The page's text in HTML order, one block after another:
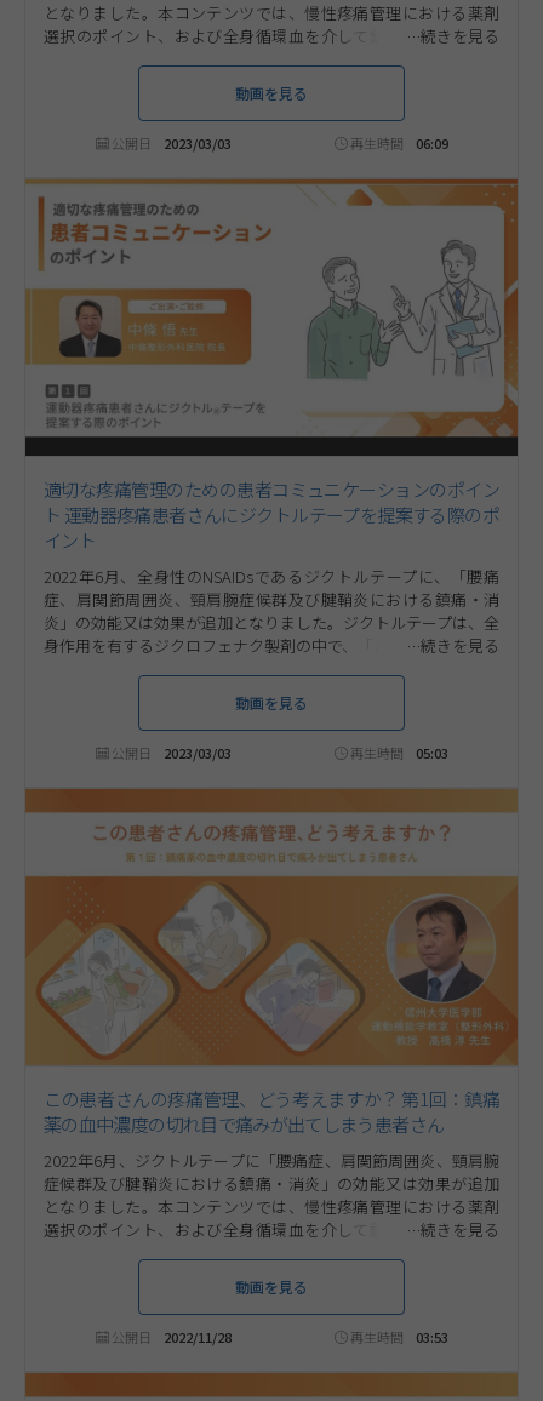
となりました。本コンテンツでは、慢性疼痛管理における薬剤
選択のポイント、および全身循環血を介して鎮痛効果を発揮す
生にご解説いただきます。第3回は「嚥下困難の症状があり経口
薬の服用が困難な患者さん」について考えます。ぜひ、ご視聴く
ださい。
動画を見る
公開日 2023/03/03 再生時間 06:09
適切な疼痛管理のための患者コミュニケーションのポイン
ト 運動器疼痛患者さんにジクトルテープを提案する際のポ
イント
2022年6月、全身性のNSAIDsであるジクトルテープに、「腰痛
症、肩関節周囲炎、頸肩腕症候群及び腱鞘炎における鎮痛・消
炎」の効能又は効果が追加となりました。ジクトルテープは、全
身作用を有するジクロフェナク製剤の中で、「全身に作用する経
痛効果を発揮する薬剤です。本コンテンツでは、中條整形外科医
院 院長 中條 悟 先生に、この新しいタイプのNSAIDsであるジク
トルテープを患者さんに提案する際のコミュニケーションのポイ
ントをご解説いただきます。ぜひ、ご視聴ください。
動画を見る
公開日 2023/03/03 再生時間 05:03
この患者さんの疼痛管理、どう考えますか？ 第1回：鎮痛
薬の血中濃度の切れ目で痛みが出てしまう患者さん
2022年6月、ジクトルテープに「腰痛症、肩関節周囲炎、頸肩腕
症候群及び腱鞘炎における鎮痛・消炎」の効能又は効果が追加
となりました。本コンテンツでは、慢性疼痛管理における薬剤
選択のポイント、および全身循環血を介して鎮痛効果を発揮す
んについて、信州大学医学部運動機能学教室（整形外科） 教授
高橋 淳 先生にご解説いただきます。第1回は「鎮痛薬の血中濃度
の切れ目で痛みが出てしまう患者さん」について考えます。
動画を見る
公開日 2022/11/28 再生時間 03:53